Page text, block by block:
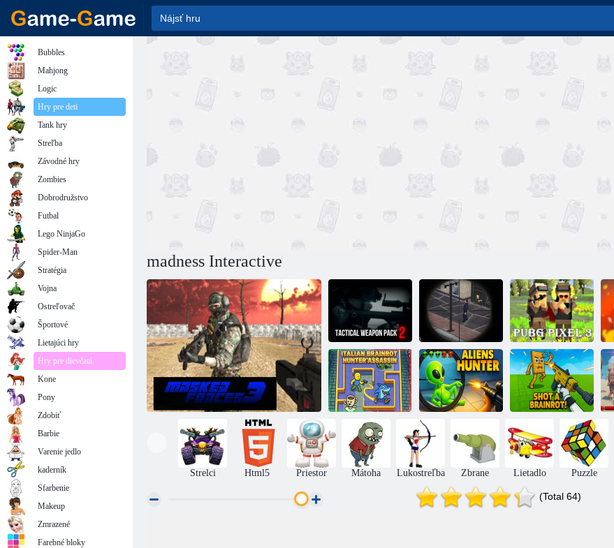
madness Interactive
Taktické zbrane
balíček 2
Ostreľovacia
misia 3D
Pubg pixel 3
Taliansky
zabijak lovca
mozgových blán
Mimozemský
Streľba v
Strelci Html5 Priestor Mátoha Lukostreľba Zbrane Lietadlo Puzzle
(Total 64)
Bubbles
Mahjong
Logic
Hry pre deti
Tank hry
Streľba
Závodné hry
Zombies
Dobrodružstvo
Futbal
Lego NinjaGo
Spider-Man
Stratégia
Vojna
Ostreľovač
Športové
Lietajúci hry
Hry pre dievčatá
Kone
Pony
Zdobiť
Barbie
Varenie jedlo
kaderník
Sfarbenie
Makeup
Zmrazené
Farebné bloky